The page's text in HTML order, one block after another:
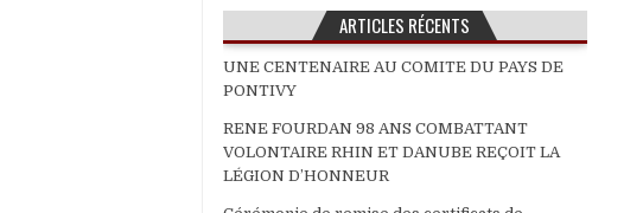
ARTICLES RÉCENTS
UNE CENTENAIRE AU COMITE DU PAYS DE
PONTIVY
RENE FOURDAN 98 ANS COMBATTANT
VOLONTAIRE RHIN ET DANUBE REÇOIT LA
LÉGION D’HONNEUR